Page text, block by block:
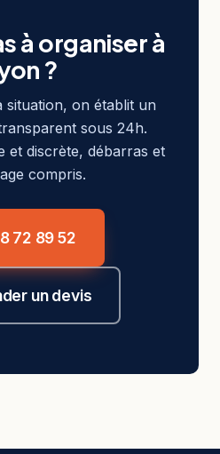
à organiser à
?
situation, on établit un
sous 24h.
et discrète, débarras et
compris.
72 89 52
un devis